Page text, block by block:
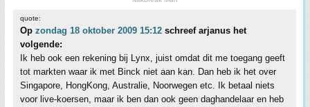
quote:
Op zondag 18 oktober 2009 15:12 schreef arjanus het
volgende:
Ik heb ook een rekening bij Lynx, juist omdat dit me toegang geeft
tot markten waar ik met Binck niet aan kan. Dan heb ik het over
Singapore, HongKong, Australie, Noorwegen etc. Ik betaal niets
voor live-koersen, maar ik ben dan ook geen daghandelaar en heb